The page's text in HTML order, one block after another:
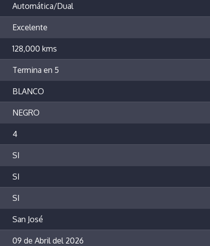
Automática/Dual
Excelente
128,000 kms
Termina en 5
BLANCO
NEGRO
4
SI
SI
SI
San José
09 de Abril del 2026